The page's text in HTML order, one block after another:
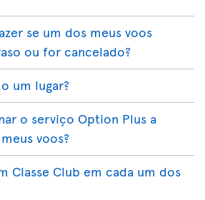
se um dos meus voos
ou for cancelado?
um lugar?
o serviço Option Plus a
voos?
Classe Club em cada um dos